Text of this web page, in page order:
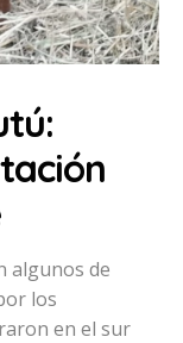
algunos de
los
en el sur